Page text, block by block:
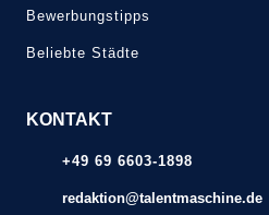
Bewerbungstipps
Beliebte Städte
KONTAKT
+49 69 6603-1898
redaktion@talentmaschine.de